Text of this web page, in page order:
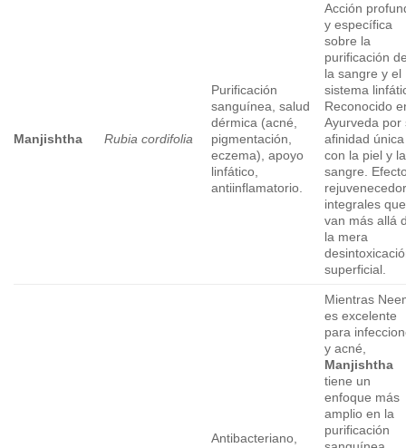
Manjishtha Rubia cordifolia
Purificación
sanguínea, salud
dérmica (acné,
pigmentación,
eczema), apoyo
linfático,
antiinflamatorio.
Acción
y específica
sobre la
purificación
la sangre y el
sistema
Reconocido
Ayurveda por
afinidad única
con la piel y la
sangre.
integrales que
van más allá
la mera
superficial.
Antibacteriano,
Mientras
es excelente
para
y acné,
Manjishtha
tiene un
enfoque más
amplio en la
purificación